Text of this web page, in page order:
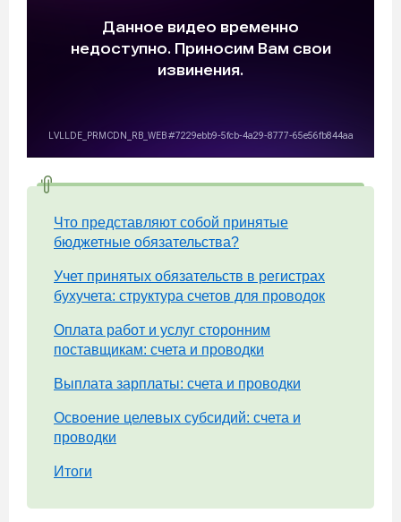
Что представляют собой принятые
бюджетные обязательства?
Учет принятых обязательств в регистрах
бухучета: структура счетов для проводок
Оплата работ и услуг сторонним
поставщикам: счета и проводки
Выплата зарплаты: счета и проводки
Освоение целевых субсидий: счета и
проводки
Итоги